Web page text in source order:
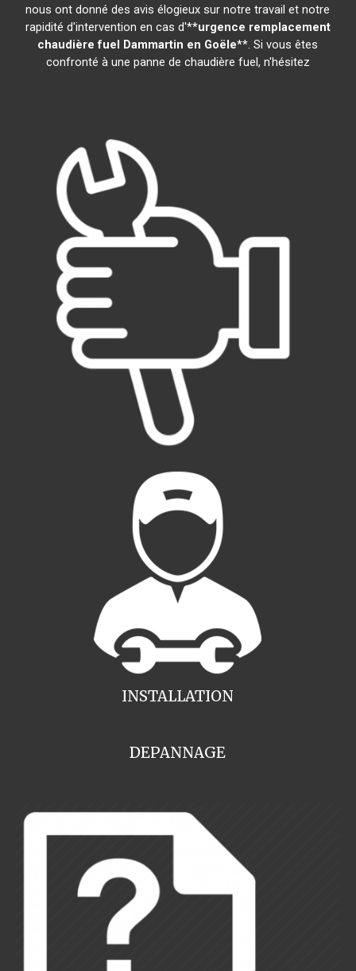
nous ont donné des avis élogieux sur notre travail et notre
rapidité d'intervention en cas d'**urgence remplacement
chaudière fuel Dammartin en Goële**. Si vous êtes
confronté à une panne de chaudière fuel, n'hésitez
INSTALLATION
DEPANNAGE